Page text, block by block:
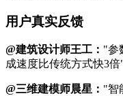
用户真实反馈
@建筑设计师王工： "参
成速度比传统方式快3倍
@三维建模师晨星： "智